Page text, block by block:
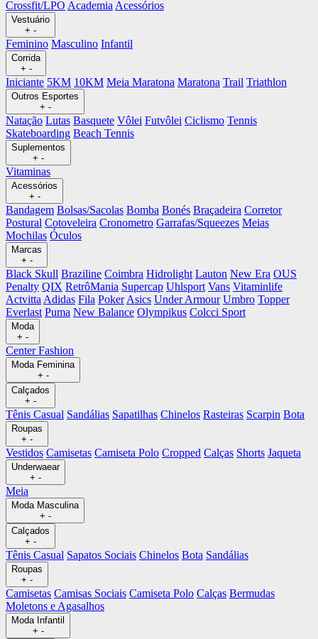
Crossfit/LPO Academia Acessórios
Vestuário
+ -
Feminino Masculino Infantil
Corrida
+ -
Iniciante 5KM 10KM Meia Maratona Maratona Trail Triathlon
Outros Esportes
+ -
Natação Lutas Basquete Vôlei Futvôlei Ciclismo Tennis
Skateboarding Beach Tennis
Suplementos
+ -
Vitaminas
Acessórios
+ -
Bandagem Bolsas/Sacolas Bomba Bonés Braçadeira Corretor
Postural Cotoveleira Cronometro Garrafas/Squeezes Meias
Mochilas Óculos
Marcas
+ -
Black Skull Braziline Coimbra Hidrolight Lauton New Era OUS
Penalty QIX RetrôMania Supercap Uhlsport Vans Vitaminlife
Actvitta Adidas Fila Poker Asics Under Armour Umbro Topper
Everlast Puma New Balance Olympikus Colcci Sport
Moda
+ -
Center Fashion
Moda Feminina
+ -
Calçados
+ -
Tênis Casual Sandálias Sapatilhas Chinelos Rasteiras Scarpin Bota
Roupas
+ -
Vestidos Camisetas Camiseta Polo Cropped Calças Shorts Jaqueta
Underwaear
+ -
Meia
Moda Masculina
+ -
Calçados
+ -
Tênis Casual Sapatos Sociais Chinelos Bota Sandálias
Roupas
+ -
Camisetas Camisas Sociais Camiseta Polo Calças Bermudas
Moletons e Agasalhos
Moda Infantil
+ -